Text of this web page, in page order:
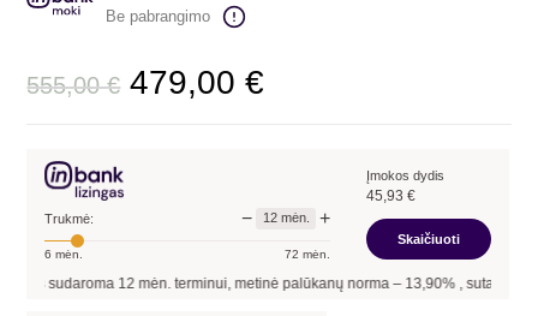
Be pabrangimo
555,00€ 479,00€
Trukmė: − 12mėn. +
6 mėn. 72 mėn.
Įmokos dydis
45,93 €
Skaičiuoti
sudaroma12mėn. terminui, metinė palūkanų norma –13,90%, sutarties